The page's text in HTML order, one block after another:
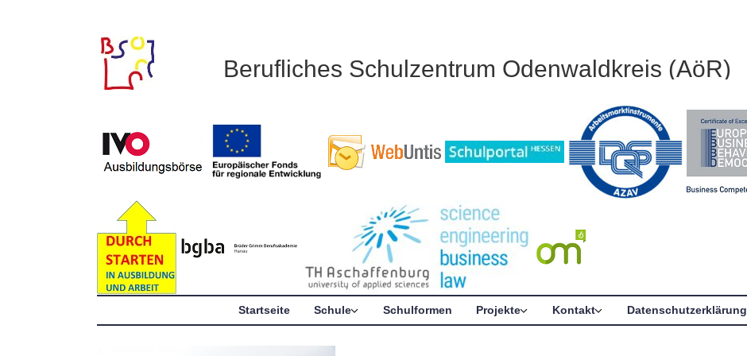
Berufliches Schulzentrum Odenwaldkreis (AöR)
Startseite Schule Schulformen Projekte Kontakt Datenschutzerklärung